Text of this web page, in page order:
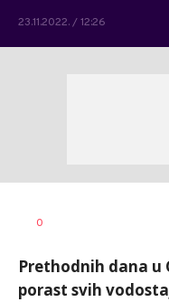
23.11.2022. / 12:26
AUTOR
0
Prethodnih dana u
porast svih